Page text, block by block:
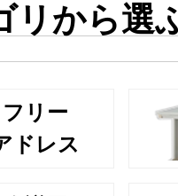
リから選
フリー
ドレス